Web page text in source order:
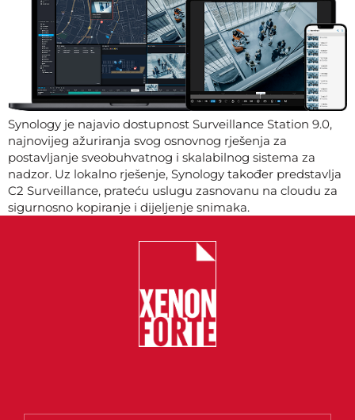
Synology je najavio dostupnost Surveillance Station 9.0,
najnovijeg ažuriranja svog osnovnog rješenja za
postavljanje sveobuhvatnog i skalabilnog sistema za
nadzor. Uz lokalno rješenje, Synology također predstavlja
C2 Surveillance, prateću uslugu zasnovanu na cloudu za
sigurnosno kopiranje i dijeljenje snimaka.